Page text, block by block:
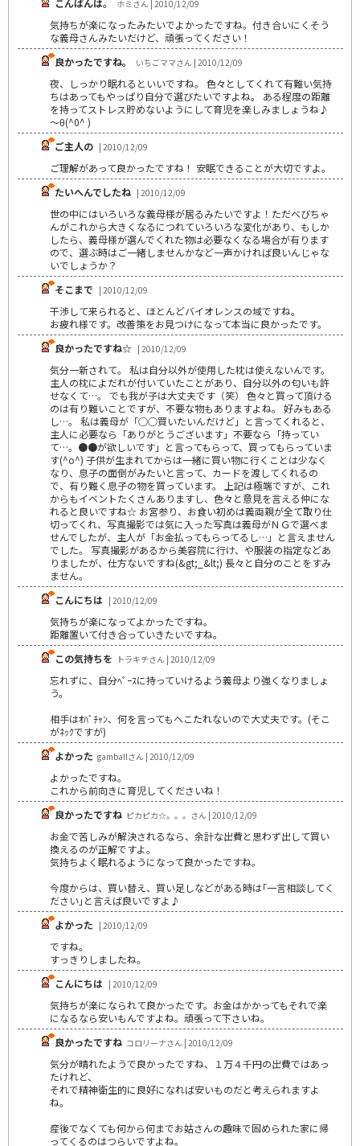
ホミさん | 2010/12/09
気持ちが楽になったみたいでよかったですね。付き合いにくそう
な義母さんみたいだけど、頑張ってください！
良かったですね。
いちごママさん | 2010/12/09
夜、しっかり眠れるといいですね。 色々としてくれて有難い気持
ちはあってもやっぱり自分で選びたいですよね。 ある程度の距離
を持ってストレス貯めないようにして育児を楽しみましょうね♪
～θ(^0^ )
ご主人の | 2010/12/09
ご理解があって良かったですね！ 安眠できることが大切ですよ。
たいへんでしたね | 2010/12/09
世の中にはいろいろな義母様が居るみたいですよ！ただべびちゃ
んがこれから大きくなるにつれていろいろな変化があり、もしか
したら、義母様が選んでくれた物は必要なくなる場合が有ります
ので、選ぶ時はご一緒しませんかなど一声かければ良いんじゃな
いでしょうか？
そこまで | 2010/12/09
干渉して来られると、ほとんどバイオレンスの域ですね。
お疲れ様です。改善策をお見つけになって本当に良かったです。
良かったですね☆ | 2010/12/09
気分一新されて。 私は自分以外が使用した枕は使えないんです。
主人の枕によだれが付いていたことがあり、自分以外の匂いも許
せなくて…。 でも我が子は大丈夫です（笑） 色々と買って頂ける
のは有り難いことですが、不要な物もありますよね。 好みもある
し…。 私は義母が「○○買いたいんだけど」と言ってくれると、
主人に必要なら「ありがとうございます」不要なら「持ってい
て…。●●が欲しいです」と言ってもらって、買ってもらっていま
す(^o^) 子供が生まれてからは一緒に買い物に行くことは少なく
なり、息子の面倒がみたいと言って、カードを渡してくれるの
で、有り難く息子の物を買っています。 上記は極端ですが、これ
からもイベントたくさんありますし、色々と意見を言える仲にな
れると良いですね☆ お宮参り、お食い初めは義両親が全て取り仕
切ってくれ、写真撮影では気に入った写真は義母がＮＧで選べま
せんでしたが、主人が「お金払ってもらってるし…」と言えません
でした。 写真撮影があるから美容院に行け、や服装の指定などあ
りましたが、仕方ないですね(&gt;_&lt;) 長々と自分のことをすみ
ません。
こんにちは | 2010/12/09
気持ちが楽になってよかったですね。
距離置いて付き合っていきたいですね。
この気持ちを トラキチさん | 2010/12/09
忘れずに、自分ﾍﾟｰｽに持っていけるよう義母より強くなりましょ
う。
相手はｵﾊﾞﾁｬﾝ、何を言ってもへこたれないので大丈夫です。(そこ
がﾈｯｸですが)
よかった gamballさん | 2010/12/09
よかったですね。
これから前向きに育児してくださいね！
良かったですね ピカピカ☆。。。さん | 2010/12/09
お金で苦しみが解決されるなら、余計な出費と思わず出して買い
換えるのが正解ですよ。
気持ちよく眠れるようになって良かったですね。
今度からは、買い替え、買い足しなどがある時は｢一言相談してく
ださい｣と言えば良いですよ♪
よかった | 2010/12/09
ですね。
すっきりしましたね。
こんにちは | 2010/12/09
気持ちが楽になられて良かったです。お金はかかってもそれで楽
になるなら安いもんですよね。頑張って下さいね。
良かったですね コロリーナさん | 2010/12/09
気分が晴れたようで良かったですね、１万４千円の出費ではあっ
たけれど、
それで精神衛生的に良好になれば安いものだと考えられますよ
ね。
産後でなくても何から何までお姑さんの趣味で固められた家に帰
ってくるのはつらいですよね。